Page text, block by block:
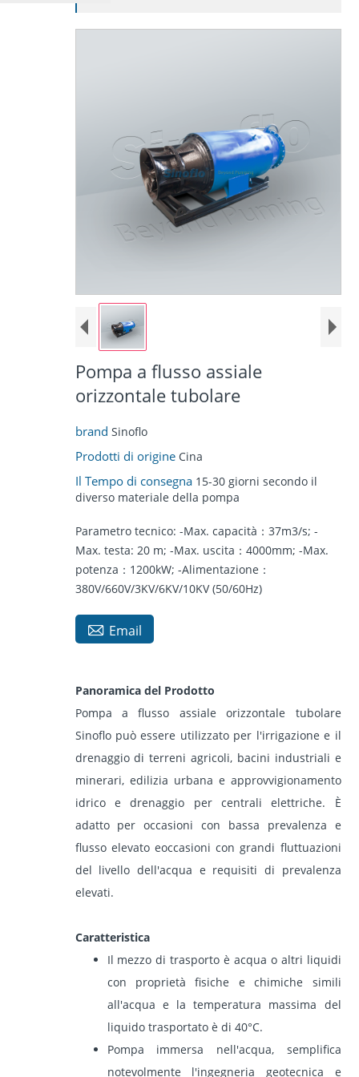
Pompa a flusso assiale
orizzontale tubolare
brand Sinoflo
Prodotti di origine Cina
Il Tempo di consegna 15-30 giorni secondo il
diverso materiale della pompa
Parametro tecnico: -Max. capacità：37m3/s; -
Max. testa: 20 m; -Max. uscita：4000mm; -Max.
potenza：1200kW; -Alimentazione：
380V/660V/3KV/6KV/10KV (50/60Hz)
 Email
Panoramica del Prodotto
Pompa a flusso assiale orizzontale tubolare
Sinoflopuò essere utilizzato per l'irrigazione e il
drenaggio di terreni agricoli, bacini industriali e
minerari, edilizia urbana e approvvigionamento
idrico e drenaggio per centrali elettriche. È
adatto per occasioni con bassa prevalenza e
flusso elevato eoccasioni con grandi fluttuazioni
del livello dell'acqua e requisiti di prevalenza
elevati.
Caratteristica
Il mezzo di trasporto è acqua o altri liquidi
con proprietà fisiche e chimiche simili
all'acqua e la temperatura massima del
liquido trasportato è di 40°C.
Pompa immersa nell'acqua, semplifica
notevolmente l'ingegneria geotecnica e